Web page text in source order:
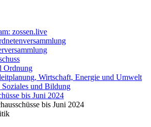
zossen.live
Ordnung
Wirtschaft, Energie und Umwelt
Soziales und Bildung
bis Juni 2024
bis Juni 2024